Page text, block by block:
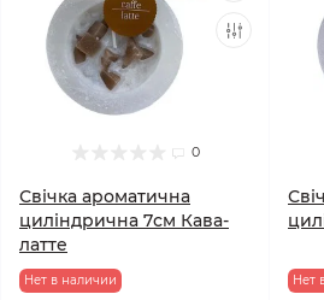
0
Свічка ароматична
циліндрична 7см Кава-
латте
Нет в наличии Нет